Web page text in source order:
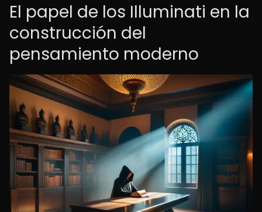
El papel de los Illuminati en la
construcción del
pensamiento moderno